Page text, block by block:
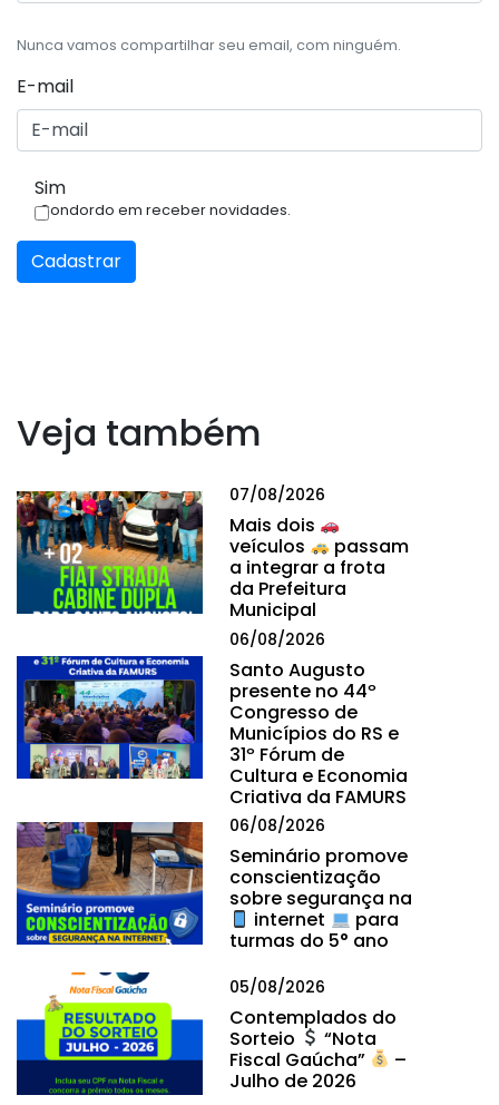
Nunca vamos compartilhar seu email, com ninguém.
E-mail
Sim
Condordo em receber novidades.
Cadastrar
Veja também
07/08/2026
Mais dois
veículos
passam
a integrar a frota
da Prefeitura
Municipal
06/08/2026
Santo Augusto
presente no 44º
Congresso de
Municípios do RS e
31º Fórum de
Cultura e Economia
Criativa da FAMURS
06/08/2026
Seminário promove
conscientização
sobre segurança na
internet
para
turmas do 5° ano
05/08/2026
Contemplados do
Sorteio
“Nota
Fiscal Gaúcha”
–
Julho de 2026